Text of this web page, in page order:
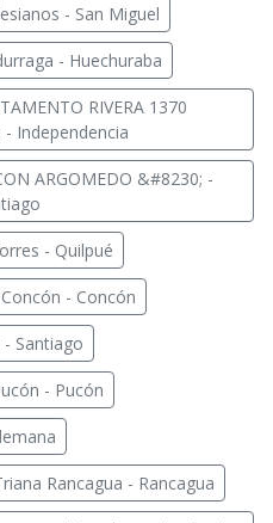
- San Miguel
- Huechuraba
RIVERA 1370
Independencia
ARGOMEDO &#8230; -
- Quilpué
- Concón
Santiago
- Pucón
Rancagua - Rancagua